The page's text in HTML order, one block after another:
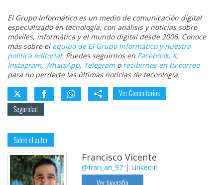
El Grupo Informático es un medio de comunicación digital
especializado en tecnología, con análisis y noticias sobre
móviles, informática y el mundo digital desde 2006. Conoce
más sobre el equipo de El Grupo Informático y nuestra
política editorial. Puedes seguirnos en Facebook, X,
Instagram, WhatsApp, Telegramo recibirnos en tu correo
para no perderte las últimas noticias de tecnología.
Ver Comentarios
Seguridad
Sobre el autor
Francisco Vicente
@fran_an_97 | LinkedIn
Ver biografía